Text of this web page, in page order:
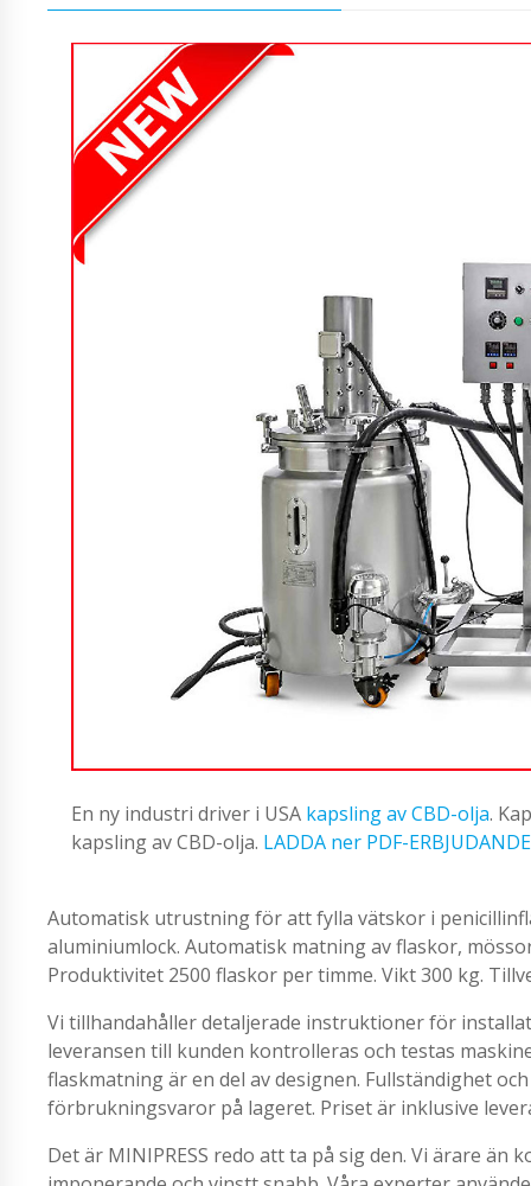
En ny industri driver i USA kapsling av CBD-olja.
kapsling av CBD-olja. LADDA ner PDF-
Automatisk utrustning för att fylla vätskor i
aluminiumlock. Automatisk matning av flaskor,
Produktivitet 2500 flaskor per timme. Vikt 300 kg.
Vi tillhandahåller detaljerade instruktioner för
leveransen till kunden kontrolleras och testas
flaskmatning är en del av designen. Fullständighet
förbrukningsvaror på lageret. Priset är inklusive
Det är MINIPRESS redo att ta på sig den. Vi ärare